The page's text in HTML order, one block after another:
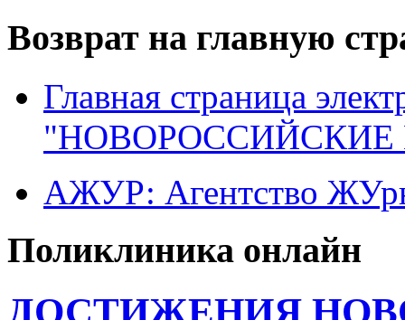
Возврат на главную
Главная страница
"НОВОРОССИЙСКИЕ
АЖУР: Агентство
Поликлиника онлайн